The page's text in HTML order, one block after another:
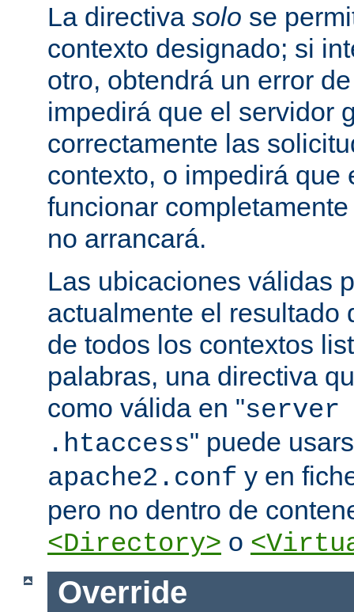
La directiva solo se
contexto designado; si
otro, obtendrá un error
impedirá que el servidor
correctamente las
contexto, o impedirá que
funcionar
no arrancará.
Las ubicaciones válidas
actualmente el resultado
de todos los contextos
palabras, una directiva
como válida en "
.htaccess" puede
apache2.conf y en
pero no dentro de
<Directory> o
Override